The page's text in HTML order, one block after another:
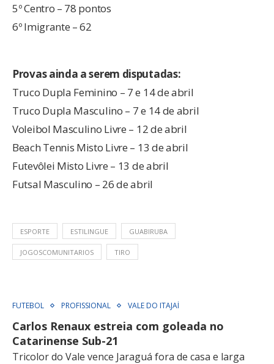
5º Centro – 78 pontos
6º Imigrante – 62
Provas ainda a serem disputadas:
Truco Dupla Feminino – 7 e 14 de abril
Truco Dupla Masculino – 7 e 14 de abril
Voleibol Masculino Livre – 12 de abril
Beach Tennis Misto Livre – 13 de abril
Futevôlei Misto Livre – 13 de abril
Futsal Masculino – 26 de abril
ESPORTE ESTILINGUE GUABIRUBA
JOGOSCOMUNITARIOS TIRO
FUTEBOL PROFISSIONAL VALE DO ITAJAÍ
Carlos Renaux estreia com goleada no
Catarinense Sub-21
Tricolor do Vale vence Jaraguá fora de casa e larga